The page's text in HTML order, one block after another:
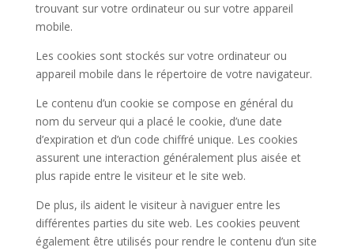
trouvant sur votre ordinateur ou sur votre appareil
mobile.
Les cookies sont stockés sur votre ordinateur ou
appareil mobile dans le répertoire de votre navigateur.
Le contenu d’un cookie se compose en général du
nom du serveur qui a placé le cookie, d’une date
d’expiration et d’un code chiffré unique. Les cookies
assurent une interaction généralement plus aisée et
plus rapide entre le visiteur et le site web.
De plus, ils aident le visiteur à naviguer entre les
différentes parties du site web. Les cookies peuvent
également être utilisés pour rendre le contenu d’un site